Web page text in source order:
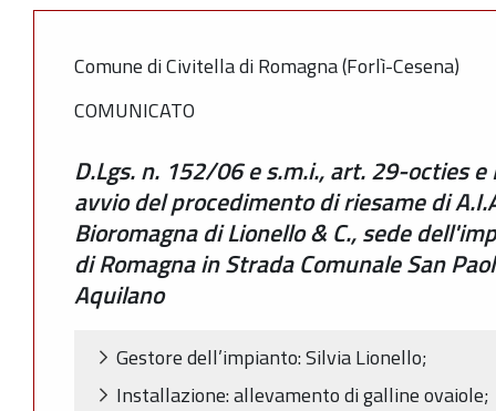
Comune di Civitella di Romagna (Forlì-Cesena)
COMUNICATO
D.Lgs. n. 152/06 e s.m.i., art. 29-octies
avvio del procedimento di riesame di
Bioromagna di Lionello & C., sede
di Romagna in Strada Comunale San
Aquilano
Gestore dell’impianto: Silvia Lionello;
Installazione: allevamento di galline ovaiole;